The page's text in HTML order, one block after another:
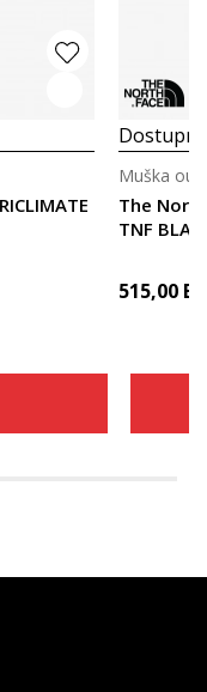
The North
TNF
Muška
515,00